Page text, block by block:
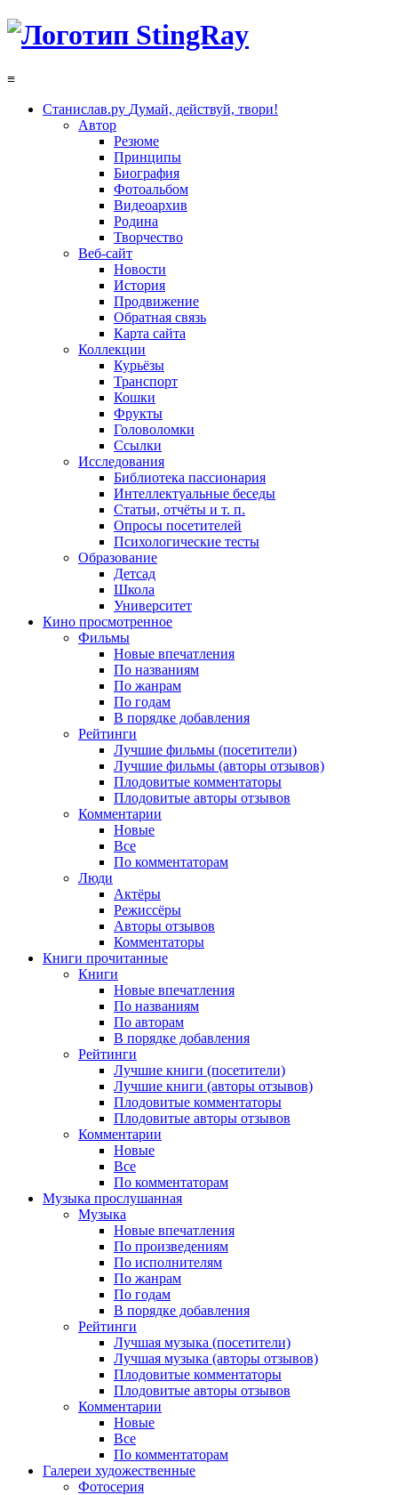
≡
Станислав.ру Думай, действуй, твори!
Автор
Резюме
Принципы
Биография
Фотоальбом
Видеоархив
Родина
Творчество
Веб-сайт
Новости
История
Продвижение
Обратная связь
Карта сайта
Коллекции
Курьёзы
Транспорт
Кошки
Фрукты
Головоломки
Ссылки
Исследования
Библиотека пассионария
Интеллектуальные беседы
Статьи, отчёты и т. п.
Опросы посетителей
Психологические тесты
Образование
Детсад
Школа
Университет
Кино просмотренное
Фильмы
Новые впечатления
По названиям
По жанрам
По годам
В порядке добавления
Рейтинги
Лучшие фильмы (посетители)
Лучшие фильмы (авторы отзывов)
Плодовитые комментаторы
Плодовитые авторы отзывов
Комментарии
Новые
Все
По комментаторам
Люди
Актёры
Режиссёры
Авторы отзывов
Комментаторы
Книги прочитанные
Книги
Новые впечатления
По названиям
По авторам
В порядке добавления
Рейтинги
Лучшие книги (посетители)
Лучшие книги (авторы отзывов)
Плодовитые комментаторы
Плодовитые авторы отзывов
Комментарии
Новые
Все
По комментаторам
Музыка прослушанная
Музыка
Новые впечатления
По произведениям
По исполнителям
По жанрам
По годам
В порядке добавления
Рейтинги
Лучшая музыка (посетители)
Лучшая музыка (авторы отзывов)
Плодовитые комментаторы
Плодовитые авторы отзывов
Комментарии
Новые
Все
По комментаторам
Галереи художественные
Фотосерия